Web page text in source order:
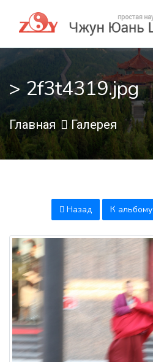
> 2f3t4319.jpg
Главная Галерея
Назад К альбому